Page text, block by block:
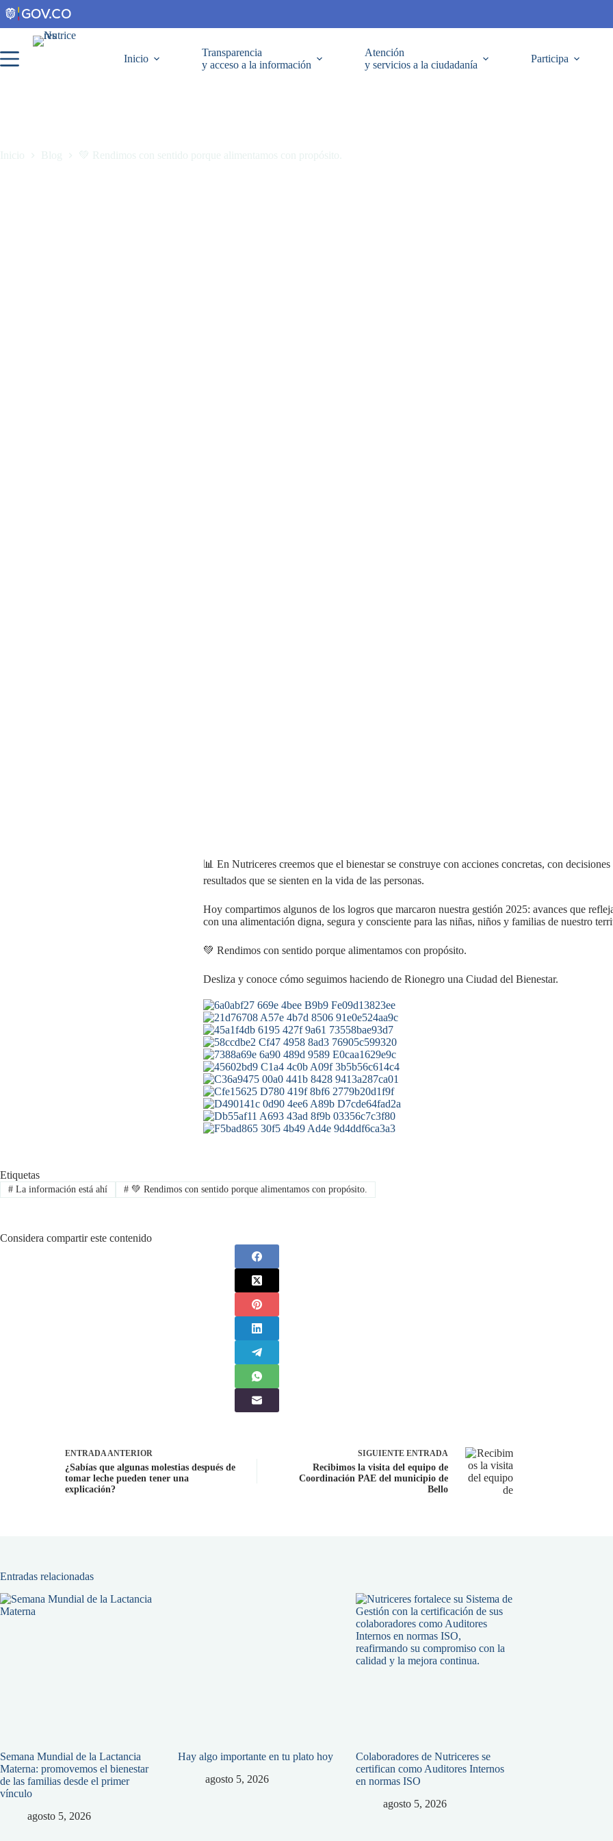
Inicio
Transparencia
y acceso a la información
Atención
y servicios a la ciudadanía
Participa
Inicio Blog
💚 Rendimos con sentido porque alimentamos con propósito.
📊 En Nutriceres creemos que el bienestar se construye con acciones concretas, con
resultados que se sienten en la vida de las personas.
Hoy compartimos algunos de los logros que marcaron nuestra gestión 2025: avances que
con una alimentación digna, segura y consciente para las niñas, niños y familias de nuestro
💚 Rendimos con sentido porque alimentamos con propósito.
Desliza y conoce cómo seguimos haciendo de Rionegro una Ciudad del Bienestar.
Etiquetas
#La información está ahí #💚 Rendimos con sentido porque alimentamos con propósito.
Considera compartir este contenido
ENTRADAANTERIOR
¿Sabías que algunas molestias después de
tomar leche pueden tener una
explicación?
SIGUIENTE ENTRADA
Recibimos la visita del equipo de
Coordinación PAE del municipio de
Bello
Entradas relacionadas
Semana Mundial de la Lactancia
Materna: promovemos el bienestar
de las familias desde el primer
vínculo
agosto 5, 2026
Hay algo importante en tu plato hoy
agosto 5, 2026
Colaboradores de Nutriceres se
certifican como Auditores Internos
en normas ISO
agosto 5, 2026